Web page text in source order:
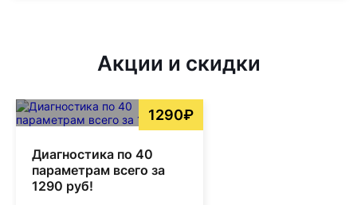
Акции и скидки
1290₽
Диагностика по 40
параметрам всего за
1290 руб!